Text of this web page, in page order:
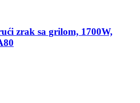
zrak sa grilom, 1700W,